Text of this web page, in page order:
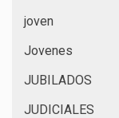
joven
Jovenes
JUBILADOS
JUDICIALES